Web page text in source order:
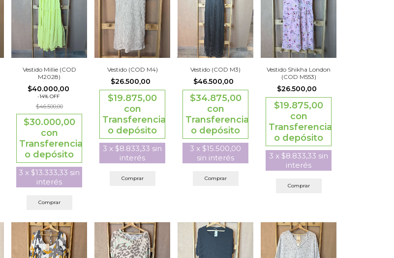
Vestido Millie (COD
M2028)
$40.000,00
-14% OFF
$46.500,00
$30.000,00
con
Transferencia
o depósito
3 x $13.333,33 sin
interés
Comprar
Vestido (COD M4)
$26.500,00
$19.875,00
con
Transferencia
o depósito
3 x $8.833,33 sin
interés
Comprar
Vestido (COD M3)
$46.500,00
$34.875,00
con
Transferencia
o depósito
3 x $15.500,00
sin interés
Comprar
Vestido Shikha London
(COD M553)
$26.500,00
$19.875,00
con
Transferencia
o depósito
3 x $8.833,33 sin
interés
Comprar